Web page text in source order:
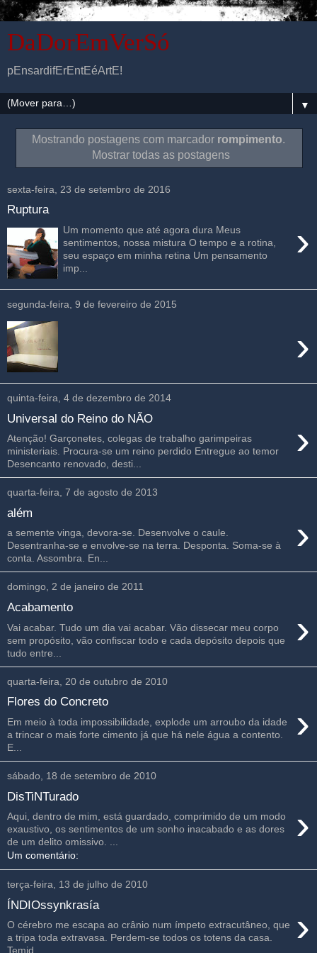
DaDorEmVerSó
pEnsardifErEntEéArtE!
▼
Mostrando postagens com marcador rompimento.
Mostrar todas as postagens
sexta-feira, 23 de setembro de 2016
Ruptura
›
Um momento que até agora dura Meus
sentimentos, nossa mistura O tempo e a rotina,
seu espaço em minha retina Um pensamento
imp...
segunda-feira, 9 de fevereiro de 2015
›
quinta-feira, 4 de dezembro de 2014
Universal do Reino do NÃO ›
Atenção! Garçonetes, colegas de trabalho garimpeiras
ministeriais. Procura-se um reino perdido Entregue ao temor
Desencanto renovado, desti...
quarta-feira, 7 de agosto de 2013
além ›
a semente vinga, devora-se. Desenvolve o caule.
Desentranha-se e envolve-se na terra. Desponta. Soma-se à
conta. Assombra. En...
domingo, 2 de janeiro de 2011
Acabamento ›
Vai acabar. Tudo um dia vai acabar. Vão dissecar meu corpo
sem propósito, vão confiscar todo e cada depósito depois que
tudo entre...
quarta-feira, 20 de outubro de 2010
Flores do Concreto ›
Em meio à toda impossibilidade, explode um arroubo da idade
a trincar o mais forte cimento já que há nele água a contento.
E...
sábado, 18 de setembro de 2010
DisTiNTurado
›
Aqui, dentro de mim, está guardado, comprimido de um modo
exaustivo, os sentimentos de um sonho inacabado e as dores
de um delito omissivo. ...
Um comentário:
terça-feira, 13 de julho de 2010
ÍNDIOssynkrasía ›
O cérebro me escapa ao crânio num ímpeto extracutâneo, que
a tripa toda extravasa. Perdem-se todos os totens da casa.
Temid...